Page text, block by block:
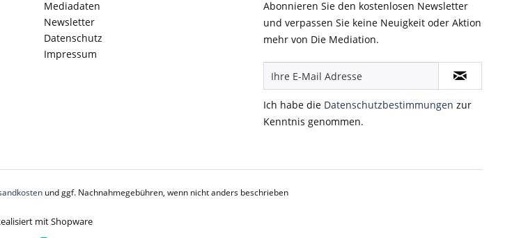
Mediadaten
Newsletter
Datenschutz
Impressum
Abonnieren Sie den kostenlosen Newsletter
und verpassen Sie keine Neuigkeit oder Aktion
mehr von Die Mediation.
Ich habe die Datenschutzbestimmungen zur
Kenntnis genommen.
und ggf. Nachnahmegebühren, wenn nicht anders beschrieben
mit Shopware